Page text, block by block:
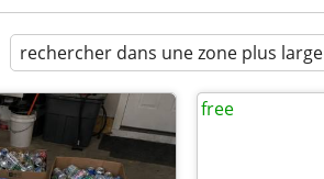
rechercher dans une zone plus large
free